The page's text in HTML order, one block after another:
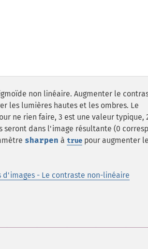
non linéaire. Augmenter le
les lumières hautes et les ombres. Le
ne rien faire, 3 est une valeur typique,
dans l'image résultante (0
sharpen à true pour augmenter le
d'images - Le contraste non-linéaire